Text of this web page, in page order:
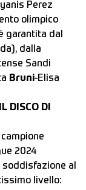
Perez
olimpico
garantita dal
dalla
Sandi
Bruni-Elisa
DISCO DI
2024
soddisfazione al
livello: